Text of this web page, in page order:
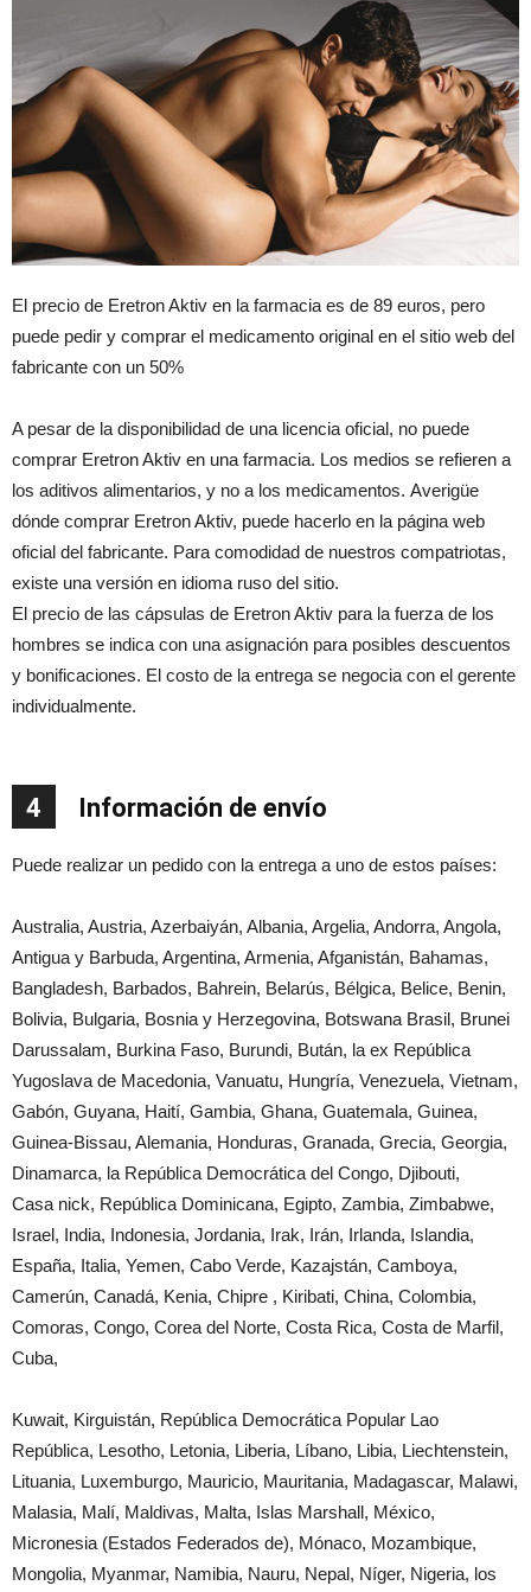
El precio de Eretron Aktiv en la farmacia es de 89 euros, pero
puede pedir y comprar el medicamento original en el sitio web del
fabricante con un 50%
A pesar de la disponibilidad de una licencia oficial, no puede
comprar Eretron Aktiv en una farmacia. Los medios se refieren a
los aditivos alimentarios, y no a los medicamentos. Averigüe
dónde comprar Eretron Aktiv, puede hacerlo en la página web
oficial del fabricante. Para comodidad de nuestros compatriotas,
existe una versión en idioma ruso del sitio.
El precio de las cápsulas de Eretron Aktiv para la fuerza de los
hombres se indica con una asignación para posibles descuentos
y bonificaciones. El costo de la entrega se negocia con el gerente
individualmente.
4 Información de envío
Puede realizar un pedido con la entrega a uno de estos países:
Australia, Austria, Azerbaiyán, Albania, Argelia, Andorra, Angola,
Antigua y Barbuda, Argentina, Armenia, Afganistán, Bahamas,
Bangladesh, Barbados, Bahrein, Belarús, Bélgica, Belice, Benin,
Bolivia, Bulgaria, Bosnia y Herzegovina, Botswana Brasil, Brunei
Darussalam, Burkina Faso, Burundi, Bután, la ex República
Yugoslava de Macedonia, Vanuatu, Hungría, Venezuela, Vietnam,
Gabón, Guyana, Haití, Gambia, Ghana, Guatemala, Guinea,
Guinea-Bissau, Alemania, Honduras, Granada, Grecia, Georgia,
Dinamarca, la República Democrática del Congo, Djibouti,
Casa nick, República Dominicana, Egipto, Zambia, Zimbabwe,
Israel, India, Indonesia, Jordania, Irak, Irán, Irlanda, Islandia,
España, Italia, Yemen, Cabo Verde, Kazajstán, Camboya,
Camerún, Canadá, Kenia, Chipre , Kiribati, China, Colombia,
Comoras, Congo, Corea del Norte, Costa Rica, Costa de Marfil,
Cuba,
Kuwait, Kirguistán, República Democrática Popular Lao
República, Lesotho, Letonia, Liberia, Líbano, Libia, Liechtenstein,
Lituania, Luxemburgo, Mauricio, Mauritania, Madagascar, Malawi,
Malasia, Malí, Maldivas, Malta, Islas Marshall, México,
Micronesia (Estados Federados de), Mónaco, Mozambique,
Mongolia, Myanmar, Namibia, Nauru, Nepal, Níger, Nigeria, los